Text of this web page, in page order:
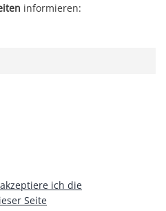
informieren:
ich die
Seite